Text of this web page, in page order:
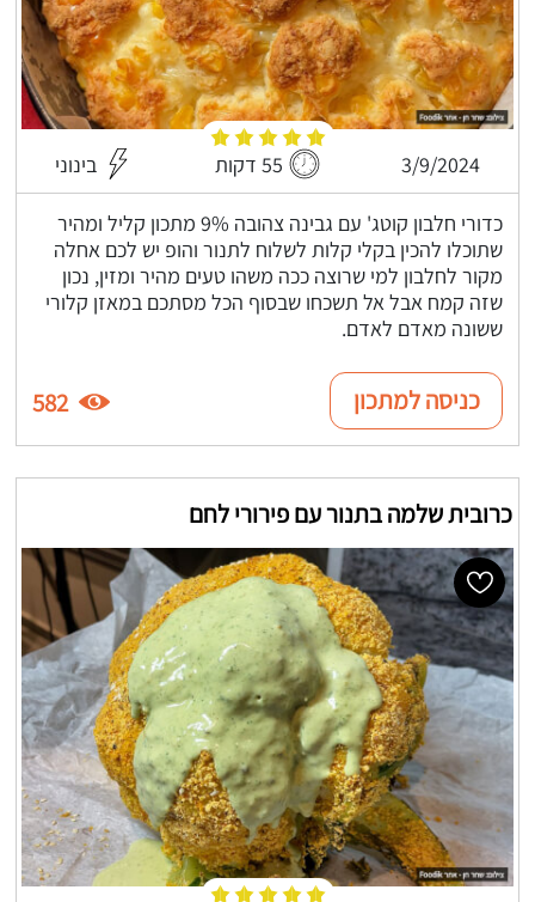
3/9/2024 55 דקות בינוני
כדורי חלבון קוטג' עם גבינה צהובה 9% מתכון קליל ומהיר
שתוכלו להכין בקלי קלות לשלוח לתנור והופ יש לכם אחלה
מקור לחלבון למי שרוצה ככה משהו טעים מהיר ומזין, נכון
שזה קמח אבל אל תשכחו שבסוף הכל מסתכם במאזן קלורי
ששונה מאדם לאדם.
כניסה למתכון 582
כרובית שלמה בתנור עם פירורי לחם